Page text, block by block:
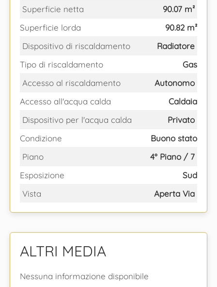
Superficie netta
90.07 m²
Superficie lorda
90.82 m²
Dispositivo di riscaldamento
Radiatore
Tipo di riscaldamento
Gas
Accesso al riscaldamento
Autonomo
Accesso all'acqua calda
Caldaia
Dispositivo per l'acqua calda
Privato
Condizione
Buono stato
Piano
4° Piano / 7
Esposizione
Sud
Vista
Aperta Via
ALTRI MEDIA
Nessuna informazione disponibile